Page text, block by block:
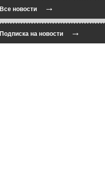
Все новости→
Подписка на новости→